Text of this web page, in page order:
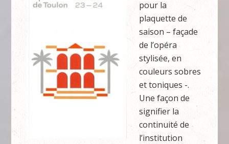
pour la
plaquette de
saison – façade
de l’opéra
stylisée, en
couleurs sobres
et toniques -.
Une façon de
signifier la
continuité de
l’institution